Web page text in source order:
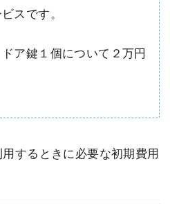
スです。
ア鍵１個について２万円
するときに必要な初期費用